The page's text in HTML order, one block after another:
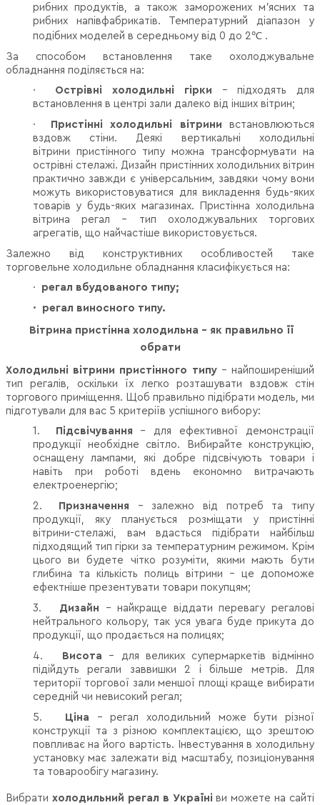
рибних продуктів, а також заморожених м'ясних та
рибних напівфабрикатів. Температурний діапазон у
подібних моделей в середньому від 0 до 2 ℃.
За способом встановлення таке охолоджувальне
обладнання поділяється на:
·
Острівні холодильні гірки – підходять для
встановлення в центрі зали далеко від інших вітрин;
·
Пристінні холодильні вітрини встановлюються
вздовж стіни. Деякі вертикальні холодильні
вітрини пристінного типу можна трансформувати на
острівні стелажі. Дизайн пристінних холодильних вітрин
практично завжди є універсальним, завдяки чому вони
можуть використовуватися для викладення будь-яких
товарів у будь-яких магазинах. Пристінна холодильна
вітрина регал - тип охолоджувальних торгових
агрегатів, що найчастіше використовується.
Залежно від конструктивних особливостей таке
торговельне холодильне обладнання класифікується на:
·
регал вбудованого типу;
·
регал виносного типу.
Вітрина пристінна холодильна - як правильно її
обрати
Холодильні вітрини пристінного типу– найпоширеніший
тип регалів, оскільки їх легко розташувати вздовж стін
торгового приміщення. Щоб правильно підібрати модель, ми
підготували для вас 5 критеріїв успішного вибору:
1.
Підсвічування – для ефективної демонстрації
продукції необхідне світло. Вибирайте конструкцію,
оснащену лампами, які добре підсвічують товари і
навіть при роботі вдень економно витрачають
електроенергію;
2.
Призначення – залежно від потреб та типу
продукції, яку планується розміщати у пристінні
вітрини-стелажі, вам вдасться підібрати найбільш
підходящий тип гірки за температурним режимом. Крім
цього ви будете чітко розуміти, якими мають бути
глибина та кількість полиць вітрини – це допоможе
ефектніше презентувати товари покупцям;
3.
Дизайн – найкраще віддати перевагу регалові
нейтрального кольору, так уся увага буде прикута до
продукції, що продається на полицях;
4.
Висота – для великих супермаркетів відмінно
підійдуть регали заввишки 2 і більше метрів. Для
території торгової зали меншої площі краще вибирати
середній чи невисокий регал;
5.
Ціна – регал холодильний може бути різної
конструкції та з різною комплектацією, що зрештою
повпливає на його вартість. Інвестування в холодильну
установку має залежати від масштабу, позиціонування
та товарообігу магазину.
Вибрати холодильний регал в Україніви можете на сайті